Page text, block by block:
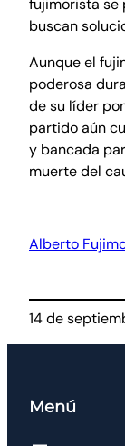
fujimorista se
buscan
Aunque el
poderosa
de su líder
partido aún
y bancada
muerte del
Alberto
14 de
Menú